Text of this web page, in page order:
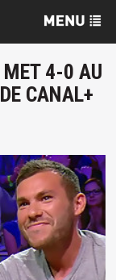
MET 4-0 AU
CANAL+